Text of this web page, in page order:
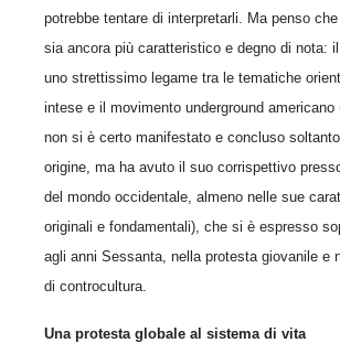
potrebbe tentare di interpretarli. Ma penso
sia ancora più caratteristico e degno di nota:
uno strettissimo legame tra le tematiche
intese e il movimento underground americano
non si è certo manifestato e concluso
origine, ma ha avuto il suo corrispettivo
del mondo occidentale, almeno nelle sue
originali e fondamentali), che si è espresso
agli anni Sessanta, nella protesta giovanile e
di controcultura.
Una protesta globale al sistema di vita